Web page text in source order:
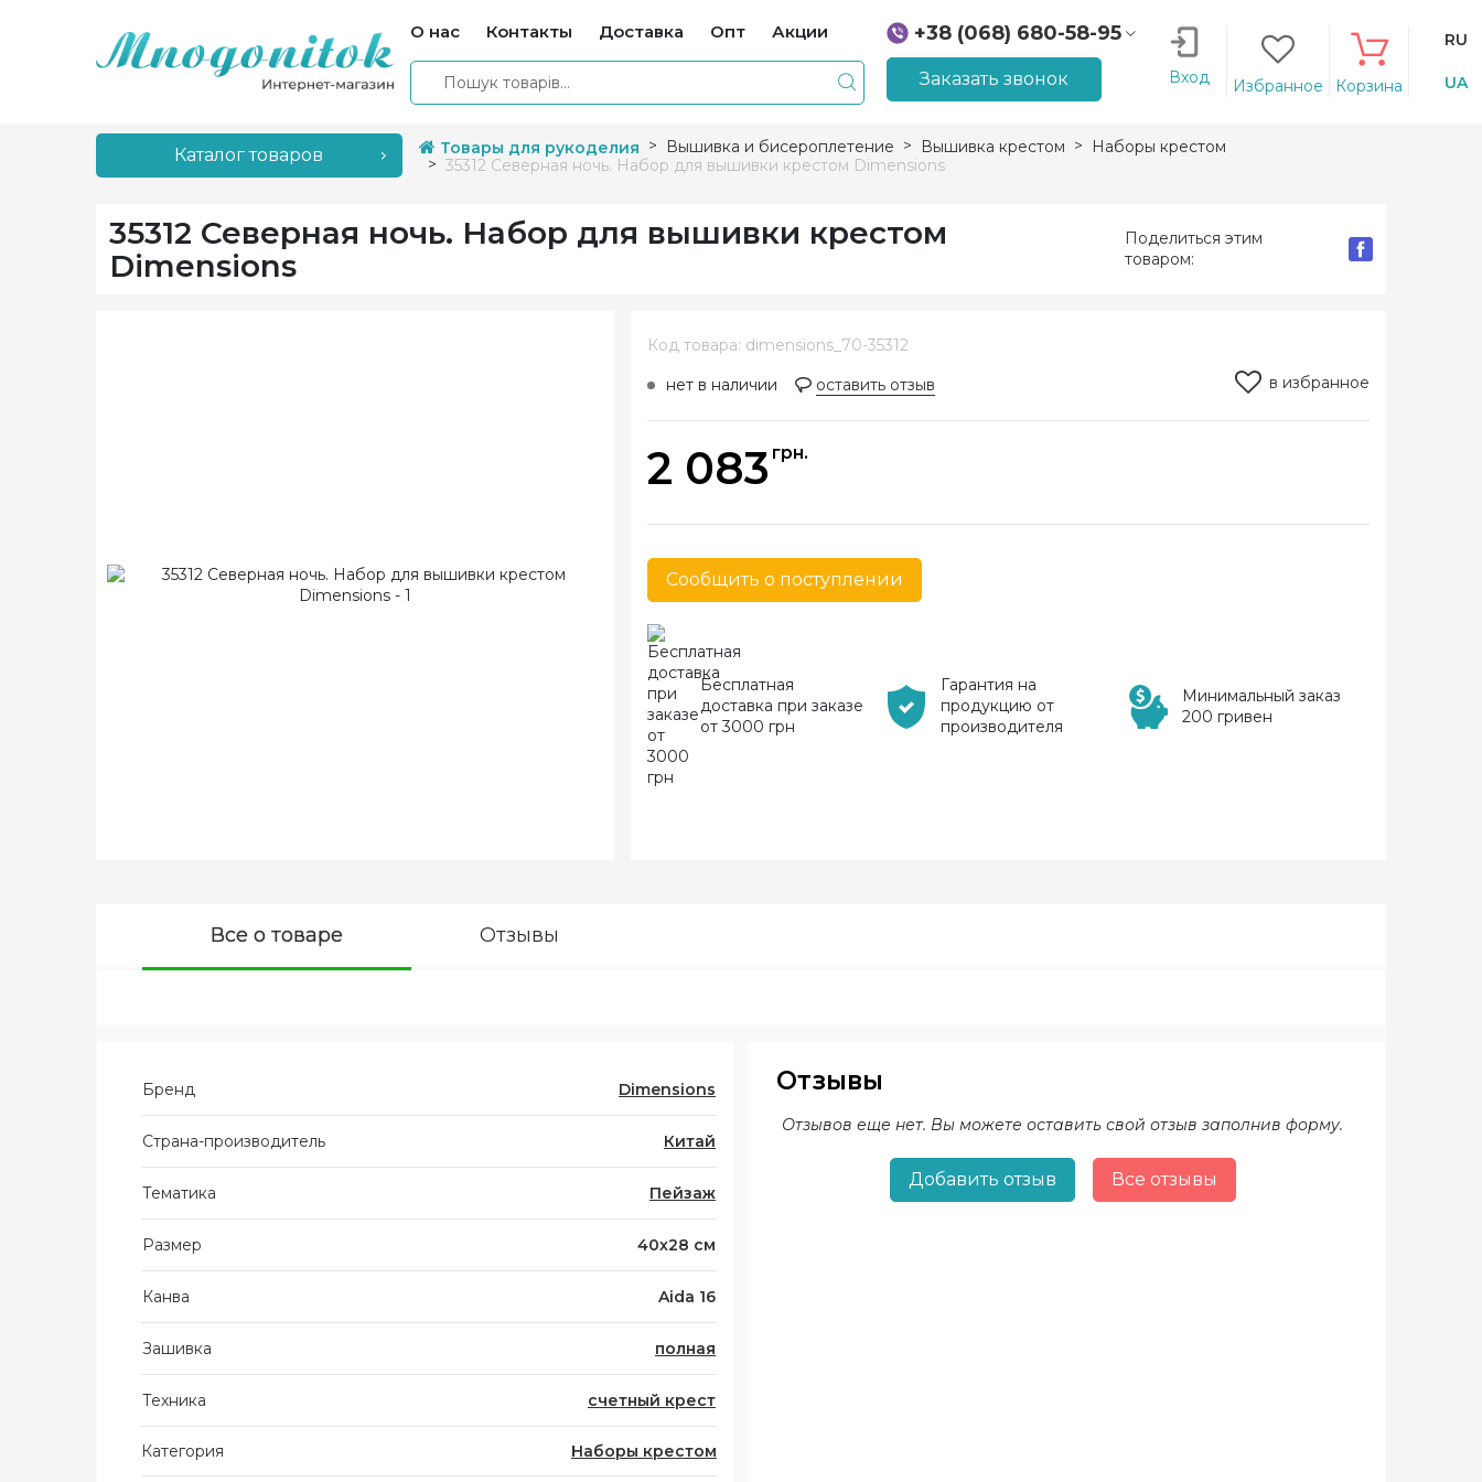
О нас Контакты Доставка Опт Акции
+38 (068) 680-58-95
+38 (066) 207-14-90
Заказать звонок Вход Избранное Корзина
RU
UA
Каталог товаров Товары для рукоделия Вышивка и бисероплетение Вышивка крестом
Наборы крестом
35312 Северная ночь. Набор для вышивки крестом Dimensions
35312 Северная ночь. Набор для вышивки крестом
Dimensions
Поделиться этим
товаром:
Код товара: dimensions_70-35312
нет в наличии
оставить отзыв в избранное
2 083 грн.
Сообщить о поступлении
Бесплатная
доставка при заказе
от 3000 грн
Гарантия на
продукцию от
производителя
Минимальный заказ
200 гривен
Все о товаре Отзывы
Бренд Dimensions
Страна-производитель Китай
Тематика Пейзаж
Размер 40х28 см
Канва Aida 16
Зашивка полная
Техника счетный крест
Категория Наборы крестом
Отзывы
Отзывов еще нет. Вы можете оставить свой отзыв заполнив форму.
Добавить отзыв Все отзывы